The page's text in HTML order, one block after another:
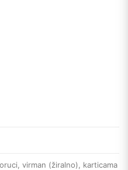
virman (žiralno), karticama